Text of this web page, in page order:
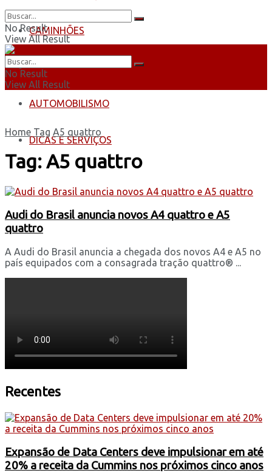
CAMINHÕES
ÔNIBUS
AUTOMOBILISMO
DICAS E SERVIÇOS
No Result
View All Result
No Result
View All Result
Home Tag A5 quattro
Tag:A5 quattro
Audi do Brasil anuncia novos A4 quattro e A5
quattro
A Audi do Brasil anuncia a chegada dos novos A4 e A5 no
país equipados com a consagrada tração quattro® ...
Recentes
Expansão de Data Centers deve impulsionar em até
20% a receita da Cummins nos próximos cinco anos